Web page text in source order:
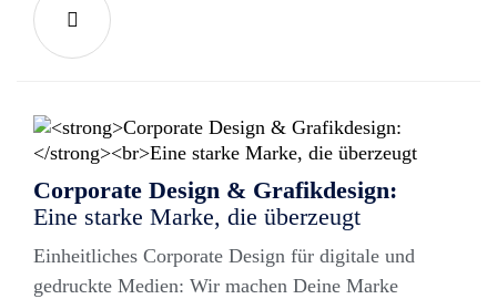
Corporate Design & Grafikdesign:
Eine starke Marke, die überzeugt
Einheitliches Corporate Design für digitale und
gedruckte Medien: Wir machen Deine Marke